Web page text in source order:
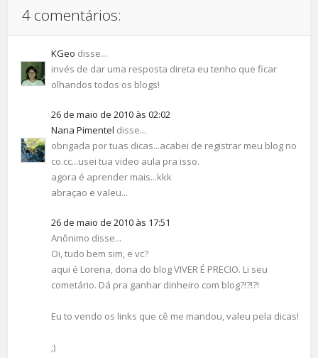
4 comentários:
KGeo disse...
invés de dar uma resposta direta eu tenho que ficar
olhandos todos os blogs!
26 de maio de 2010 às 02:02
Nana Pimentel disse...
obrigada por tuas dicas...acabei de registrar meu blog no
co.cc...usei tua video aula pra isso.
agora é aprender mais...kkk
abraçao e valeu...
26 de maio de 2010 às 17:51
Anônimo disse...
Oi, tudo bem sim, e vc?
aqui é Lorena, dona do blog VIVER É PRECIO. Li seu
cometário. Dá pra ganhar dinheiro com blog?!?!?!
Eu to vendo os links que cê me mandou, valeu pela dicas!
;)